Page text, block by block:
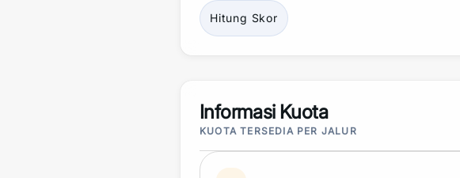
Hitung Skor
Informasi Kuota
KUOTA TERSEDIA PER JALUR